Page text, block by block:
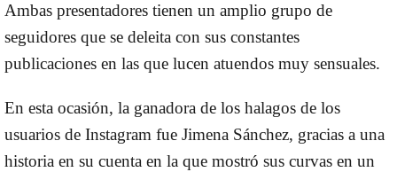
Ambas presentadores tienen un amplio grupo de
seguidores que se deleita con sus constantes
publicaciones en las que lucen atuendos muy sensuales.
En esta ocasión, la ganadora de los halagos de los
usuarios de Instagram fue Jimena Sánchez, gracias a una
historia en su cuenta en la que mostró sus curvas en un